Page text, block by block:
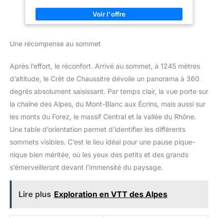
mesure pour un ajustement
confortable. Capacité : 20 litres.
Dimensions : 40 x 25 x 16cm
minimum requis par le fabricant
: 6 ans.
bouteille d'eau. Conception
respirante est appliquée sur le
Les bretelles rembourrées et
réglables permettent un
ajustement personnalisé et
confortable et un panneau
améliore le confort. Matériau :
Nylon haute résistance avec
revêtement imperméable,
résistant à la déchirure et à
imperméable et léger.
voyages. Capacité accrue : Capacité de 20 litres, étendue à 3
compartiments, 2 poches latérales pour bouteilles d'eau et une
poche intégrée pour ranger les objets de valeur, afin que vos
pour les voyages, le camping, la randonnée, les vacances et le
adapté à tout le monde. Ce que vous obtenez : 1 sac à dos de
Une récompense au sommet
Après l’effort, le réconfort. Arrivé au sommet, à 1245 mètres
d’altitude, le Crêt de Chaussitre dévoile un panorama à 360
degrés absolument saisissant. Par temps clair, la vue porte sur
la chaîne des Alpes, du Mont-Blanc aux Écrins, mais aussi sur
les monts du Forez, le massif Central et la vallée du Rhône.
Une table d’orientation permet d’identifier les différents
sommets visibles. C’est le lieu idéal pour une pause pique-
nique bien méritée, où les yeux des petits et des grands
s’émerveilleront devant l’immensité du paysage.
Lire plus Exploration en VTT des Alpes